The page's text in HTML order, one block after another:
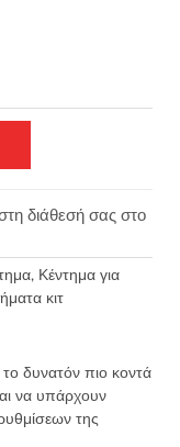
διάθεσή σας στο
, Κέντημα για
κιτ
δυνατόν πιο κοντά
να υπάρχουν
της